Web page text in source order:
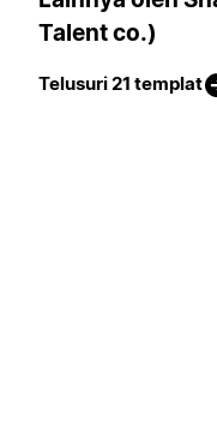
Talent co.)
Telusuri 21 templat